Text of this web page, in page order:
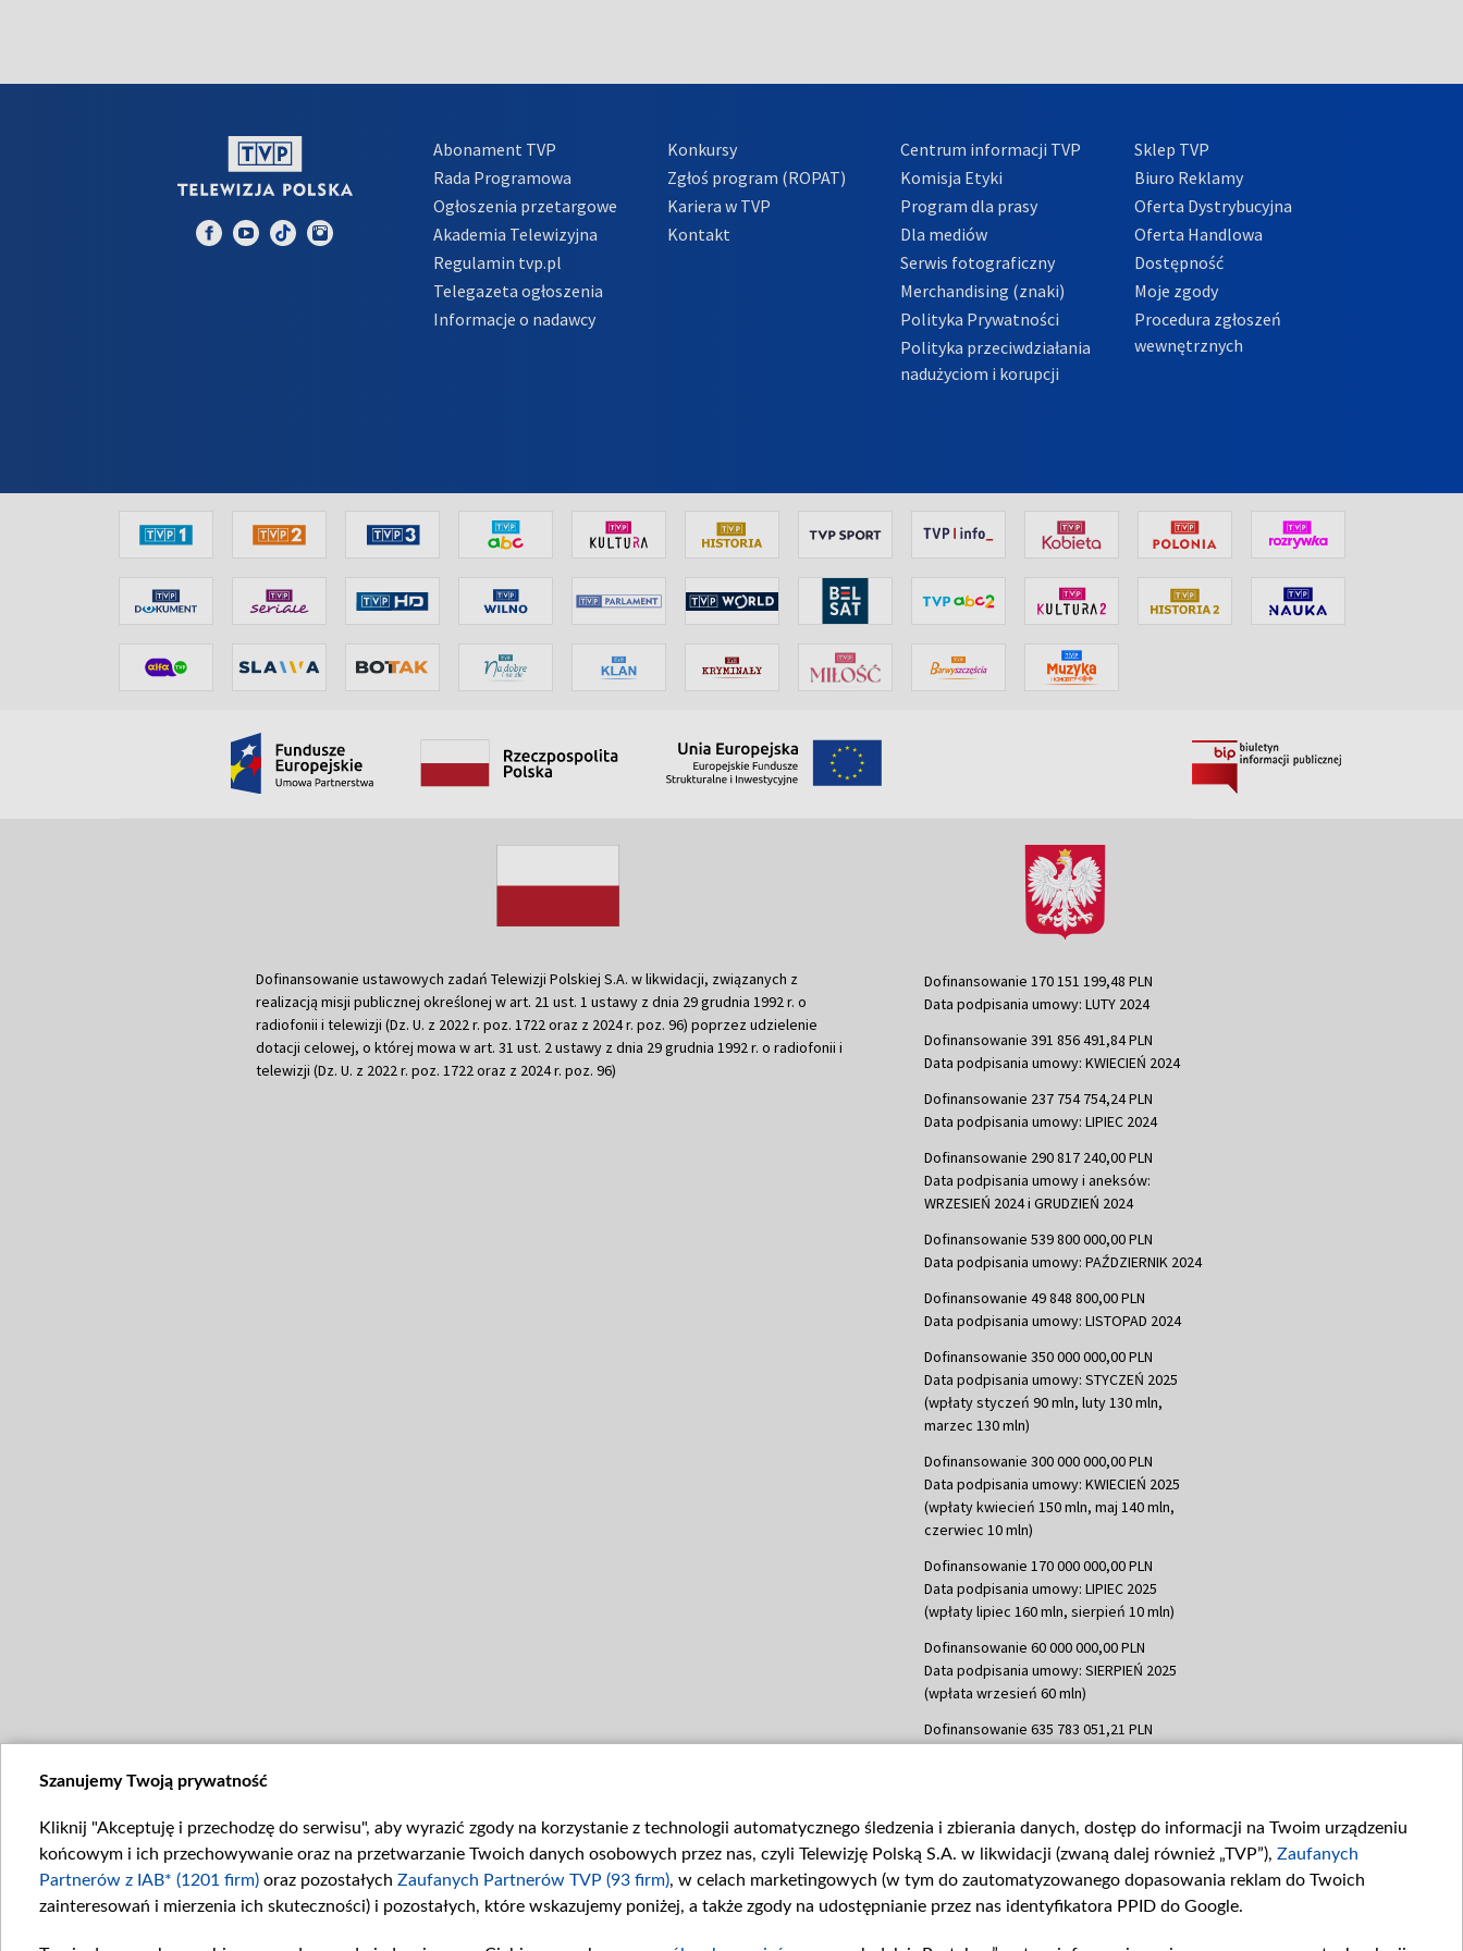
Abonament TVP
Rada Programowa
Ogłoszenia przetargowe
Akademia Telewizyjna
Regulamin tvp.pl
Telegazeta ogłoszenia
Informacje o nadawcy
Konkursy
Zgłoś program (ROPAT)
Kariera w TVP
Kontakt
Centrum informacji TVP
Komisja Etyki
Program dla prasy
Dla mediów
Serwis fotograficzny
Merchandising (znaki)
Polityka Prywatności
Polityka przeciwdziałania
nadużyciom i korupcji
Sklep TVP
Biuro Reklamy
Oferta Dystrybucyjna
Oferta Handlowa
Dostępność
Moje zgody
Procedura zgłoszeń
wewnętrznych
Dofinansowanie ustawowych zadań Telewizji Polskiej S.A. w likwidacji, związanych z
realizacją misji publicznej określonej w art. 21 ust. 1 ustawy z dnia 29 grudnia 1992 r. o
radiofonii i telewizji (Dz. U. z 2022 r. poz. 1722 oraz z 2024 r. poz. 96) poprzez udzielenie
dotacji celowej, o której mowa w art. 31 ust. 2 ustawy z dnia 29 grudnia 1992 r. o radiofonii i
telewizji (Dz. U. z 2022 r. poz. 1722 oraz z 2024 r. poz. 96)
Dofinansowanie 170 151 199,48 PLN
Data podpisania umowy: LUTY 2024
Dofinansowanie 391 856 491,84 PLN
Data podpisania umowy: KWIECIEŃ 2024
Dofinansowanie 237 754 754,24 PLN
Data podpisania umowy: LIPIEC 2024
Dofinansowanie 290 817 240,00 PLN
Data podpisania umowy i aneksów:
WRZESIEŃ 2024 i GRUDZIEŃ 2024
Dofinansowanie 539 800 000,00 PLN
Data podpisania umowy: PAŹDZIERNIK 2024
Dofinansowanie 49 848 800,00 PLN
Data podpisania umowy: LISTOPAD 2024
Dofinansowanie 350 000 000,00 PLN
Data podpisania umowy: STYCZEŃ 2025
(wpłaty styczeń 90 mln, luty 130 mln,
marzec 130 mln)
Dofinansowanie 300 000 000,00 PLN
Data podpisania umowy: KWIECIEŃ 2025
(wpłaty kwiecień 150 mln, maj 140 mln,
czerwiec 10 mln)
Dofinansowanie 170 000 000,00 PLN
Data podpisania umowy: LIPIEC 2025
(wpłaty lipiec 160 mln, sierpień 10 mln)
Dofinansowanie 60 000 000,00 PLN
Data podpisania umowy: SIERPIEŃ 2025
(wpłata wrzesień 60 mln)
Dofinansowanie 635 783 051,21 PLN
Dofinansowanie 48 862 000,00 PLN
Data podpisania umowy: GRUDZIEŃ 2025
(wpłata grudzień 60,548 mln)
Dofinansowanie 900 000 000,00 PLN
Szanujemy Twoją prywatność
Kliknij "Akceptuję i przechodzę do serwisu", aby wyrazić zgody na korzystanie z technologii automatycznego śledzenia i zbierania danych, dostęp do informacji na Twoim urządzeniu
końcowym i ich przechowywanie oraz na przetwarzanie Twoich danych osobowych przez nas, czyli Telewizję Polską S.A. w likwidacji (zwaną dalej również „TVP”), Zaufanych
Partnerów z IAB* (1201 firm) oraz pozostałych Zaufanych Partnerów TVP (93 firm), w celach marketingowych (w tym do zautomatyzowanego dopasowania reklam do Twoich
zainteresowań i mierzenia ich skuteczności) i pozostałych, które wskazujemy poniżej, a także zgody na udostępnianie przez nas identyfikatora PPID do Google.